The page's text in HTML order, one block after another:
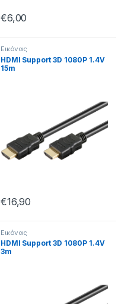
€6,00
Εικόνας
HDMI Support 3D 1080P 1.4V
15m
€16,90
Εικόνας
HDMI Support 3D 1080P 1.4V
3m